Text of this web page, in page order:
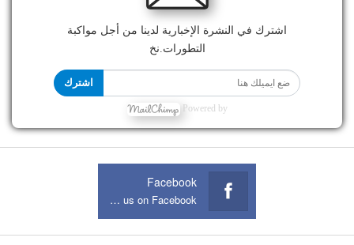
اشترك في النشرة الإخبارية لدينا من أجل مواكبة
التطورات.نخ
اشترك
Powered by
Facebook
Join us on Facebook